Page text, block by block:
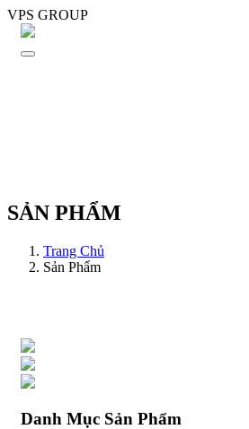
VPS GROUP
SẢN PHẨM
Trang Chủ
Sản Phẩm
Danh Mục Sản Phẩm